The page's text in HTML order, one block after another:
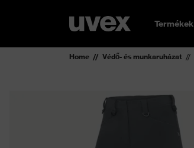
Termékek
Home Védő- és munkaruházat